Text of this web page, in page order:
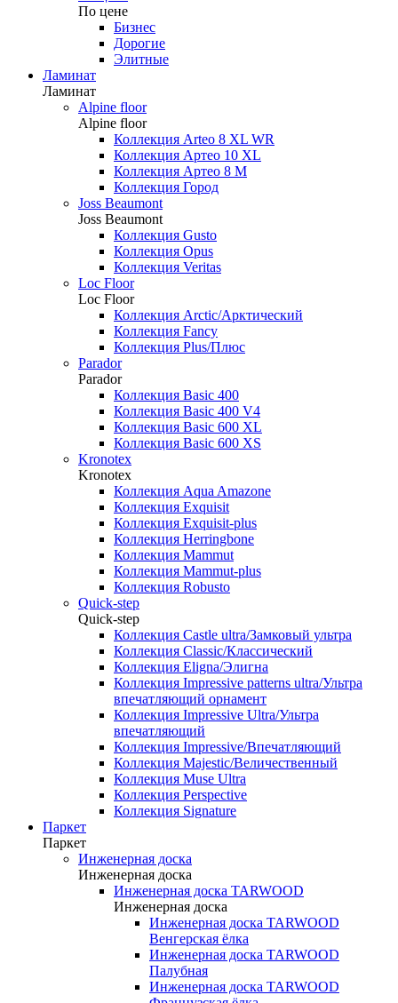
По цене
Бизнес
Дорогие
Элитные
Ламинат
Ламинат
Alpine floor
Alpine floor
Коллекция Arteo 8 XL WR
Коллекция Артео 10 XL
Коллекция Артео 8 М
Коллекция Город
Joss Beaumont
Joss Beaumont
Коллекция Gusto
Коллекция Opus
Коллекция Veritas
Loc Floor
Loc Floor
Коллекция Arctic/Арктический
Коллекция Fancy
Коллекция Plus/Плюс
Parador
Parador
Коллекция Basic 400
Коллекция Basic 400 V4
Коллекция Basic 600 ХL
Коллекция Basic 600 ХS
Kronotex
Kronotex
Коллекция Aqua Amazone
Коллекция Exquisit
Коллекция Exquisit-plus
Коллекция Herringbone
Коллекция Mammut
Коллекция Mammut-plus
Коллекция Robusto
Quick-step
Quick-step
Коллекция Castle ultra/Замковый ультра
Коллекция Classic/Классический
Коллекция Eligna/Элигна
Коллекция Impressive patterns ultra/Ультра
впечатляющий орнамент
Коллекция Impressive Ultra/Ультра
впечатляющий
Коллекция Impressive/Впечатляющий
Коллекция Majestic/Величественный
Коллекция Muse Ultra
Коллекция Perspective
Коллекция Signature
Паркет
Паркет
Инженерная доска
Инженерная доска
Инженерная доска TARWOOD
Инженерная доска
Инженерная доска TARWOOD
Венгерская ёлка
Инженерная доска TARWOOD
Палубная
Инженерная доска TARWOOD